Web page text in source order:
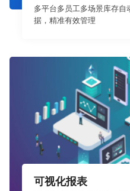
多平台多员工多场景库存自
据，精准有效管理
可视化报表